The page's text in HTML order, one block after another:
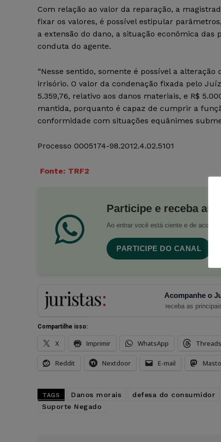
Com relação ao valor da reparação, a
fixar os valores, é possível estipular
a extensão do dano, a situação econômica
conduta do agente.
“Nesse sentido, somente é possível a
irrisório. O valor da condenação fixada pelo
5.359,76, relativo aos danos materiais, e R$
mantida, porquanto é capaz de cumprir a
conformidade com situações equânimes
Processo 0005174-98.2012.4.02.5101
Fonte: TRF2
Participe e receba as
Ao entrar você está ciente e de acordo
PARTICIPE DO CANAL
Acompanhe o
receba as
Compartilhe isso:
X Imprimir WhatsApp Threads
Reddit Nextdoor E-mail
TAGS Danos morais defesa do consumidor
Suporte Negado